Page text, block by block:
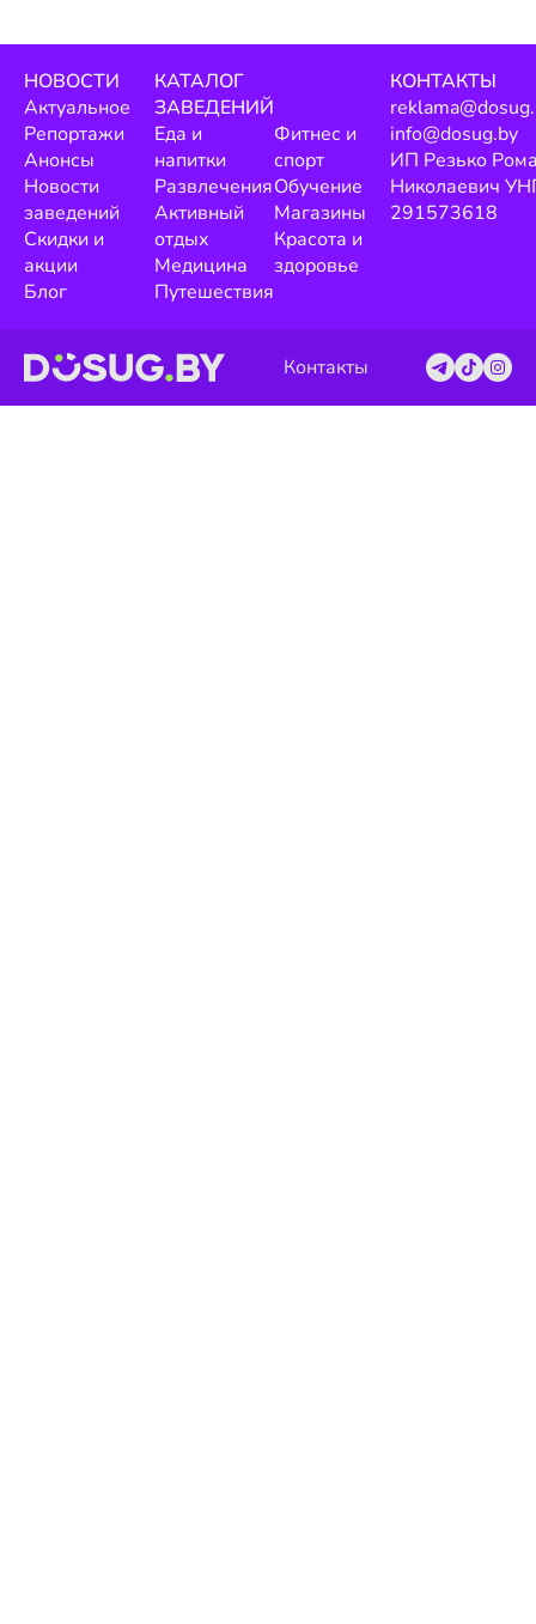
НОВОСТИ
Актуальное
Репортажи
Анонсы
Новости
заведений
Скидки и
акции
Блог
КАТАЛОГ
ЗАВЕДЕНИЙ
Еда и
напитки
Развлечения
Активный
отдых
Медицина
Путешествия
Фитнес и
спорт
Обучение
Магазины
Красота и
здоровье
КОНТАКТЫ
info@dosug.by
ИП Резько
Николаевич
291573618
Контакты